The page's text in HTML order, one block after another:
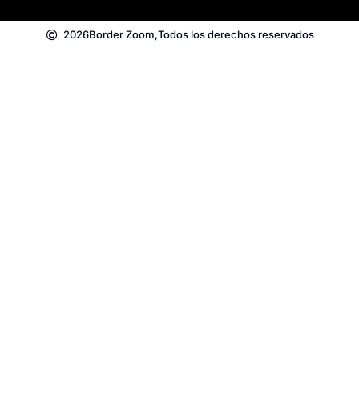
2026Border Zoom,Todos los derechos reservados